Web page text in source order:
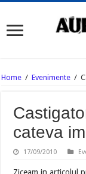
Home / Evenimente /
cateva
17/09/2010